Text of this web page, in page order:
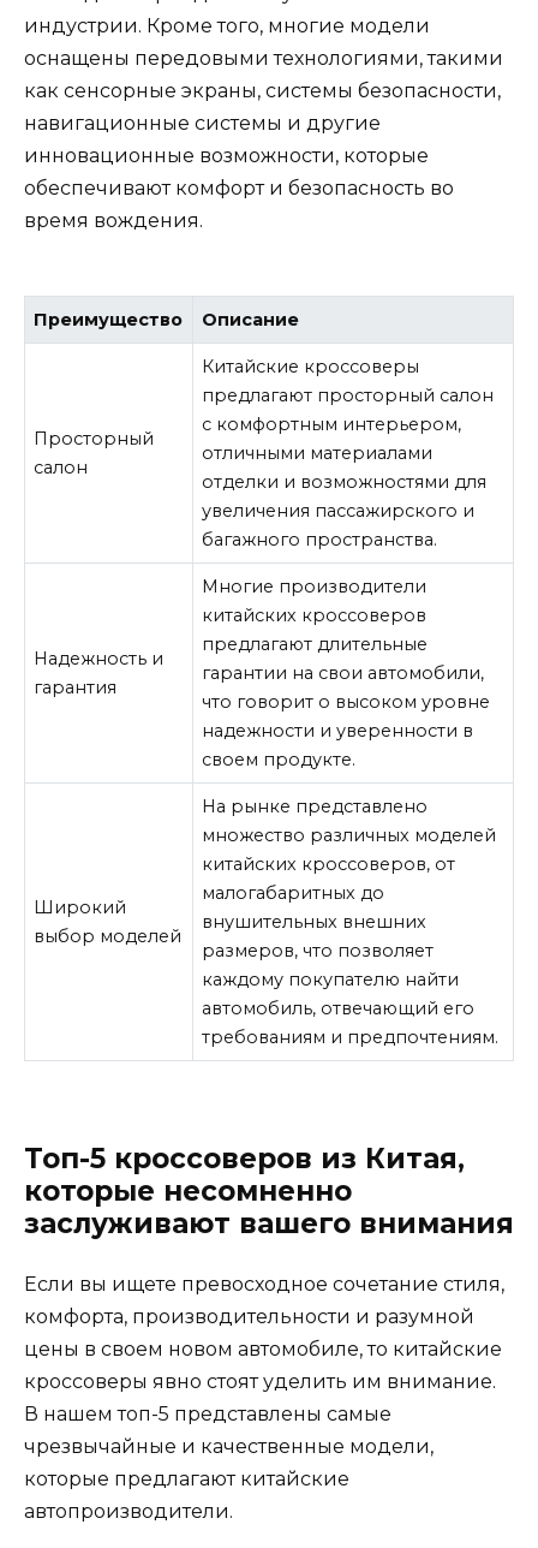
индустрии. Кроме того, многие модели
оснащены передовыми технологиями, такими
как сенсорные экраны, системы безопасности,
навигационные системы и другие
инновационные возможности, которые
обеспечивают комфорт и безопасность во
время вождения.
Преимущество Описание
Просторный
салон
Китайские кроссоверы
предлагают просторный салон
с комфортным интерьером,
отличными материалами
отделки и возможностями для
увеличения пассажирского и
багажного пространства.
Надежность и
гарантия
Многие производители
китайских кроссоверов
предлагают длительные
гарантии на свои автомобили,
что говорит о высоком уровне
надежности и уверенности в
своем продукте.
Широкий
выбор моделей
На рынке представлено
множество различных моделей
китайских кроссоверов, от
малогабаритных до
внушительных внешних
размеров, что позволяет
каждому покупателю найти
автомобиль, отвечающий его
требованиям и предпочтениям.
Топ-5 кроссоверов из Китая,
которые несомненно
заслуживают вашего внимания
Если вы ищете превосходное сочетание стиля,
комфорта, производительности и разумной
цены в своем новом автомобиле, то китайские
кроссоверы явно стоят уделить им внимание.
В нашем топ-5 представлены самые
чрезвычайные и качественные модели,
которые предлагают китайские
автопроизводители.